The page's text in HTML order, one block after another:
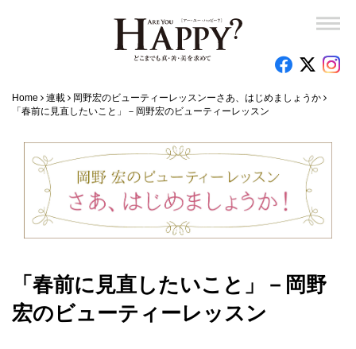
Home 連載
岡野宏のビューティーレッスンーさあ、はじめましょうか
「春前に見直したいこと」－岡野宏のビューティーレッスン
「春前に見直したいこと」－岡野
宏のビューティーレッスン